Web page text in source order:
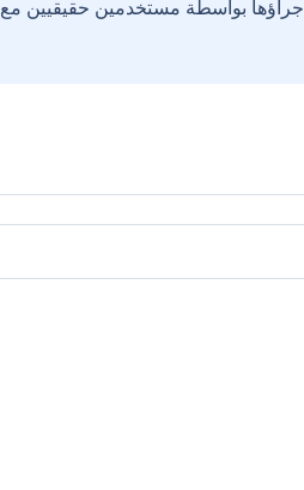
بواسطة مستخدمين حقيقيين مع